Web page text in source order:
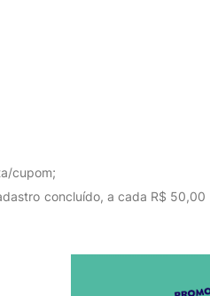
cupom;
concluído, a cada R$